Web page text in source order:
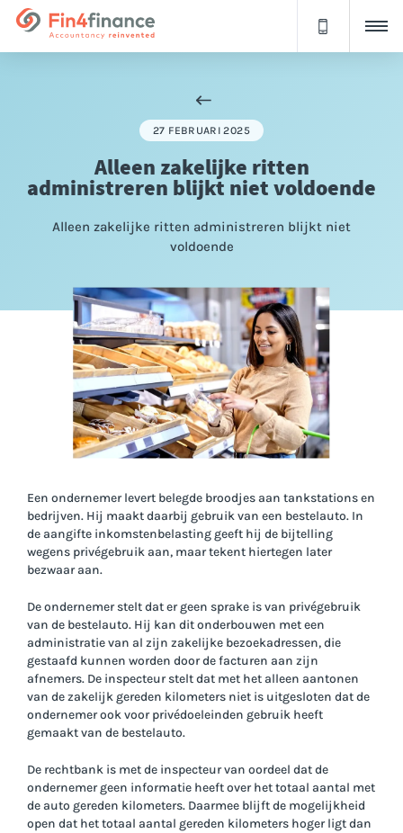
27 FEBRUARI 2025
Alleen zakelijke ritten
administreren blijkt niet voldoende
Alleen zakelijke ritten administreren blijkt niet
voldoende
Een ondernemer levert belegde broodjes aan tankstations en
bedrijven. Hij maakt daarbij gebruik van een bestelauto. In
de aangifte inkomstenbelasting geeft hij de bijtelling
wegens privégebruik aan, maar tekent hiertegen later
bezwaar aan.
De ondernemer stelt dat er geen sprake is van privégebruik
van de bestelauto. Hij kan dit onderbouwen met een
administratie van al zijn zakelijke bezoekadressen, die
gestaafd kunnen worden door de facturen aan zijn
afnemers. De inspecteur stelt dat met het alleen aantonen
van de zakelijk gereden kilometers niet is uitgesloten dat de
ondernemer ook voor privédoeleinden gebruik heeft
gemaakt van de bestelauto.
De rechtbank is met de inspecteur van oordeel dat de
ondernemer geen informatie heeft over het totaal aantal met
de auto gereden kilometers. Daarmee blijft de mogelijkheid
open dat het totaal aantal gereden kilometers hoger ligt dan